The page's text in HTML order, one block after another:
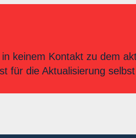
keinem Kontakt zu dem
für die Aktualisierung